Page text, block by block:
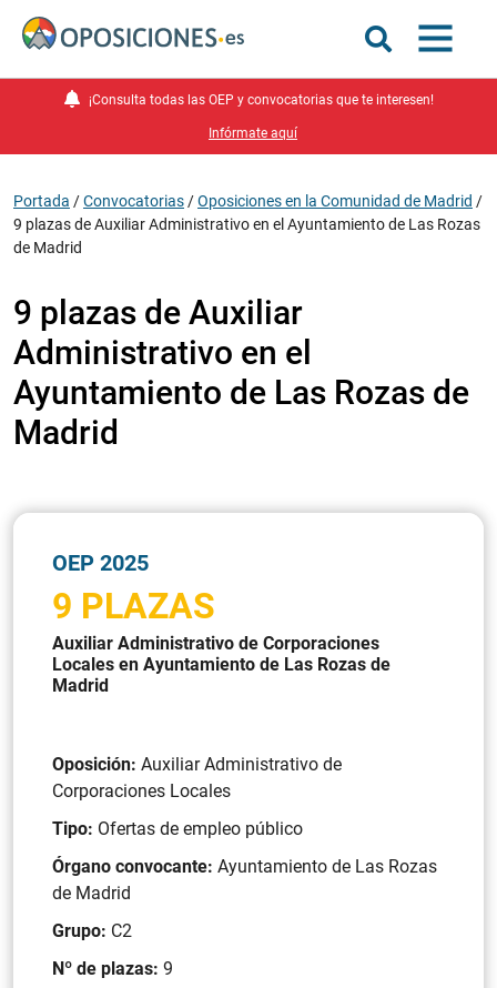
¡Consulta todas las OEP y convocatorias que te interesen!
Infórmate aquí
Portada /Convocatorias /Oposiciones en la Comunidad de Madrid /
9 plazas de Auxiliar Administrativo en el Ayuntamiento de Las Rozas
de Madrid
9 plazas de Auxiliar
Administrativo en el
Ayuntamiento de Las Rozas de
Madrid
OEP 2025
9 PLAZAS
Auxiliar Administrativo de Corporaciones
Locales en Ayuntamiento de Las Rozas de
Madrid
Oposición: Auxiliar Administrativo de
Corporaciones Locales
Tipo: Ofertas de empleo público
Órgano convocante: Ayuntamiento de Las Rozas
de Madrid
Grupo: C2
Nº de plazas: 9